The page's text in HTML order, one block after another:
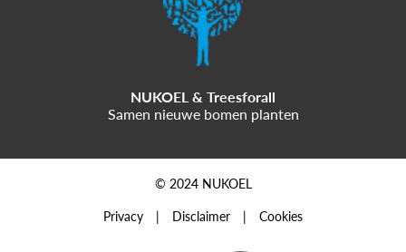
NUKOEL & Treesforall
Samen nieuwe bomen planten
© 2024 NUKOEL
Privacy Disclaimer Cookies